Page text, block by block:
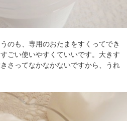
のも、専用のおたまをすくってでき
ごい使いやすくていいです。大きす
さってなかなかないですから、うれ